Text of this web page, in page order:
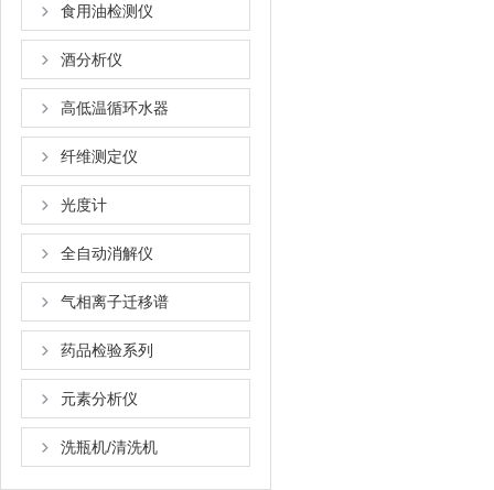
食用油检测仪
酒分析仪
高低温循环水器
纤维测定仪
光度计
全自动消解仪
气相离子迁移谱
药品检验系列
元素分析仪
洗瓶机/清洗机